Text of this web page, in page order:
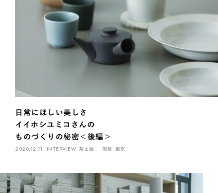
INTERVIEW
COLOURS BY CHAGOCORO
日常にほしい美しさ
イイホシユミコさんの
ものづくりの秘密＜後編＞
2020.12.11 INTERVIEW 茶と器 煎茶 東京